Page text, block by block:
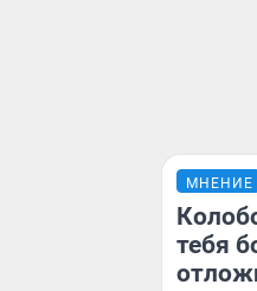
МНЕНИЕ
тебя